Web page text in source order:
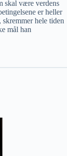
skal være verdens
er heller
hele tiden
mål han